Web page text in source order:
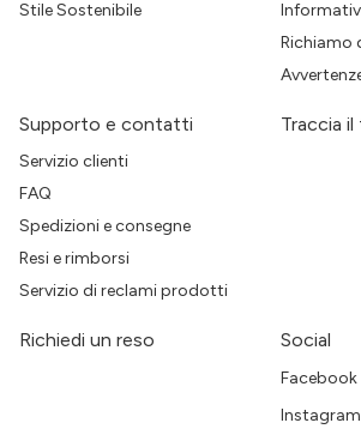
Stile Sostenibile
Richiamo
Supporto e contatti
Servizio clienti
FAQ
Spedizioni e consegne
Resi e rimborsi
Servizio di reclami prodotti
Traccia
Richiedi un reso Social
Facebook
Instagram